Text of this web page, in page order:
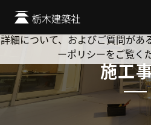
施工
Cookie を使用して、お客様の活
か? 当社ではお客様のプライバシ
詳細について、およびご質問があ
ーポリシーをご覧く